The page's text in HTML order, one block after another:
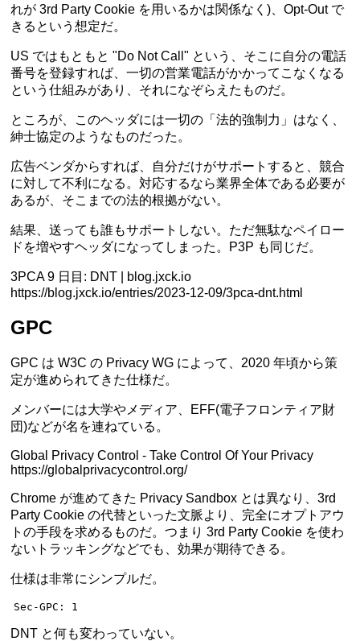
れが 3rd Party Cookie を用いるかは関係なく)、Opt-Out で
きるという想定だ。
US ではもともと "Do Not Call" という、そこに自分の電話
番号を登録すれば、一切の営業電話がかかってこなくなる
という仕組みがあり、それになぞらえたものだ。
ところが、このヘッダには一切の「法的強制力」はなく、
紳士協定のようなものだった。
広告ベンダからすれば、自分だけがサポートすると、競合
に対して不利になる。対応するなら業界全体である必要が
あるが、そこまでの法的根拠がない。
結果、送っても誰もサポートしない。ただ無駄なペイロー
ドを増やすヘッダになってしまった。P3P も同じだ。
3PCA 9 日目: DNT | blog.jxck.io
https://blog.jxck.io/entries/2023-12-09/3pca-dnt.html
GPC
GPC は W3C の Privacy WG によって、2020 年頃から策
定が進められてきた仕様だ。
メンバーには大学やメディア、EFF(電子フロンティア財
団)などが名を連ねている。
Global Privacy Control - Take Control Of Your Privacy
https://globalprivacycontrol.org/
Chrome が進めてきた Privacy Sandbox とは異なり、3rd
Party Cookie の代替といった文脈より、完全にオプトアウ
トの手段を求めるものだ。つまり 3rd Party Cookie を使わ
ないトラッキングなどでも、効果が期待できる。
仕様は非常にシンプルだ。
Sec-GPC : 1
DNT と何も変わっていない。